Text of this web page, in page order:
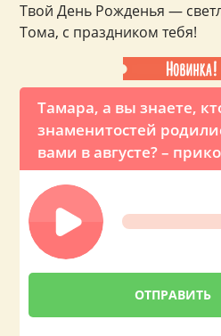
Тамара, а вы знаете,
знаменитостей
вами в августе? –
звонок с именным
от Владимира
Твой День Рожденья —
Тома, с праздником тебя!